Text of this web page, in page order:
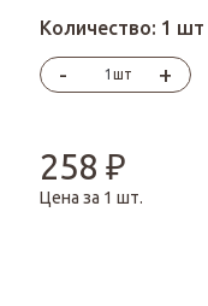
Количество: 1 шт
- шт +
258₽
Цена за 1 шт.